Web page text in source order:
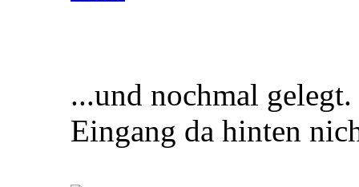
...und nochmal
Eingang da hinten